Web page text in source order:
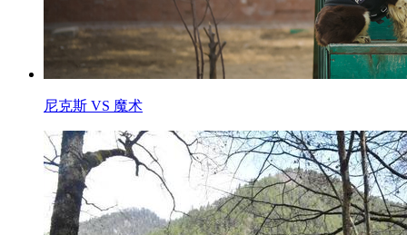
尼克斯 VS 魔术